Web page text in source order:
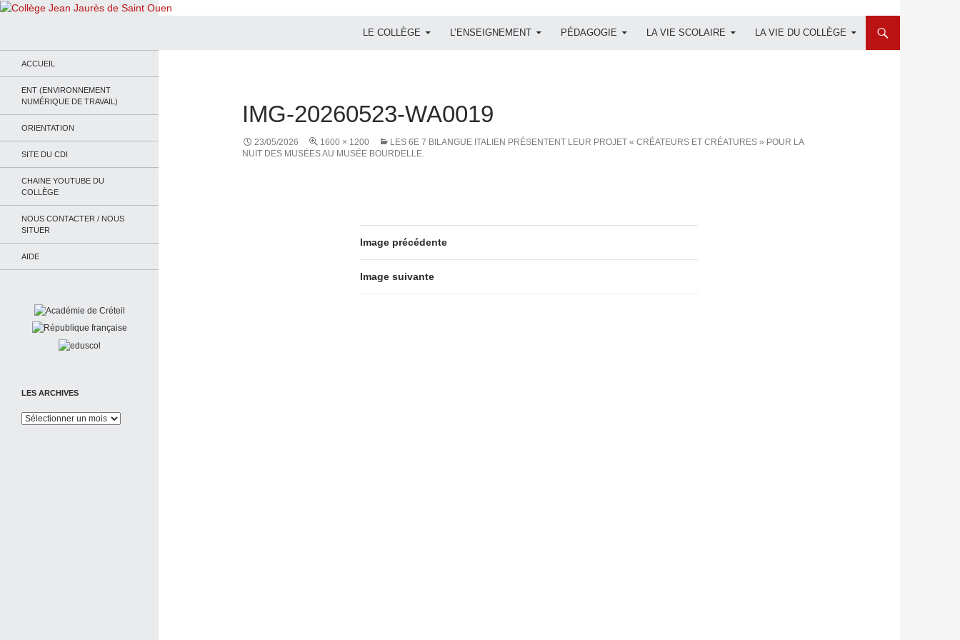
LE COLLÈGE L’ENSEIGNEMENT PÉDAGOGIE LA VIE SCOLAIRE LA VIE DU COLLÈGE
IMG-20260523-WA0019
23/05/2026 1600 × 1200
LES 6E 7 BILANGUE ITALIEN PRÉSENTENT LEUR PROJET « CRÉATEURS ET CRÉATURES » POUR LA
NUIT DES MUSÉES AU MUSÉE BOURDELLE.
Image précédente
Image suivante
ACCUEIL
ENT (ENVIRONNEMENT
NUMÉRIQUE DE TRAVAIL)
ORIENTATION
SITE DU CDI
CHAINE YOUTUBE DU
COLLÈGE
NOUS CONTACTER / NOUS
SITUER
AIDE
LES ARCHIVES
Les